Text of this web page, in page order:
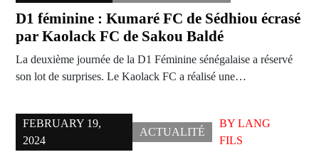
D1 féminine : Kumaré FC de Sédhiou écrasé
par Kaolack FC de Sakou Baldé
La deuxième journée de la D1 Féminine sénégalaise a réservé
son lot de surprises. Le Kaolack FC a réalisé une…
FEBRUARY 19,
2024
ACTUALITÉ
BYLANG
FILS